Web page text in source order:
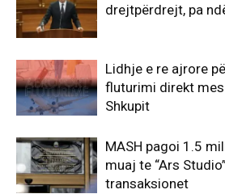
drejtpërdrejt, pa
Lidhje e re ajrore
fluturimi direkt
Shkupit
MASH pagoi 1.5
muaj te “Ars
transaksionet